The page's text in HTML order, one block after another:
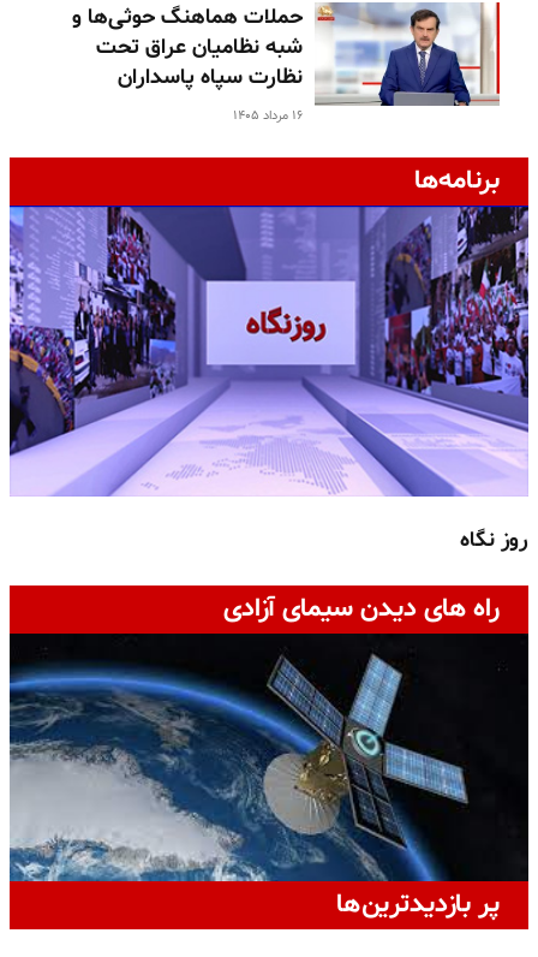
حملات هماهنگ حوثی‌ها و
شبه نظامیان عراق تحت
نظارت سپاه پاسداران
۱۶ مرداد ۱۴۰۵
برنامه‌ها
روز نگاه
راه های دیدن سیمای آزادی
پر بازدیدترین‌ها